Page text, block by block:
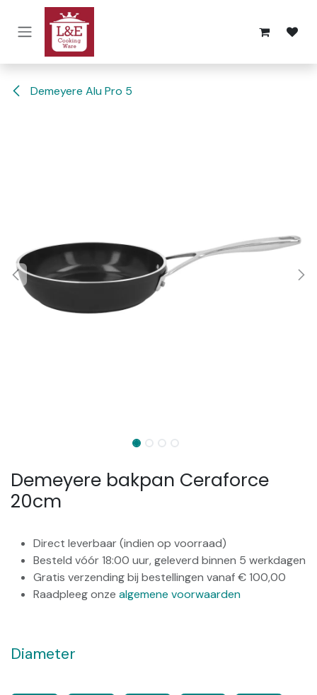
Overslaan naar inhoud
Demeyere Alu Pro 5
Demeyere bakpan Ceraforce
20cm
Direct leverbaar (indien op voorraad)
Besteld vóór 18:00 uur, geleverd binnen 5 werkdagen
Gratis verzending bij bestellingen vanaf € 100,00
Raadpleeg onze algemene voorwaarden
Diameter